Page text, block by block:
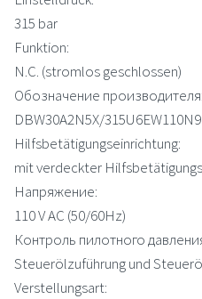
315 bar
Funktion:
N.C. (stromlos geschlossen)
Обозначение производителя:
DBW30A2N5X/
Hilfsbetätigungseinrichtung:
mit verdeckter
Напряжение:
110 V AC (50/60Hz)
Контроль пилотного
Steuerölzuführung und
Verstellungsart: